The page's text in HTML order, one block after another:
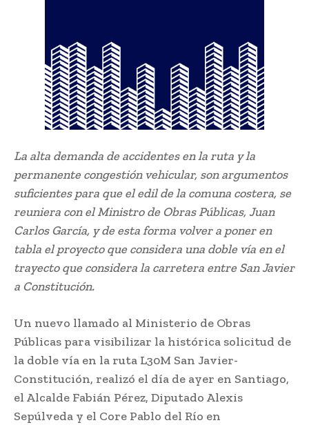
La alta demanda de accidentes en la ruta y la
permanente congestión vehicular, son argumentos
suficientes para que el edil de la comuna costera, se
reuniera con el Ministro de Obras Públicas, Juan
Carlos García, y de esta forma volver a poner en
tabla el proyecto que considera una doble vía en el
trayecto que considera la carretera entre San Javier
a Constitución.
Un nuevo llamado al Ministerio de Obras
Públicas para visibilizar la histórica solicitud de
la doble vía en la ruta L30M San Javier-
Constitución, realizó el día de ayer en Santiago,
el Alcalde Fabián Pérez, Diputado Alexis
Sepúlveda y el Core Pablo del Río en